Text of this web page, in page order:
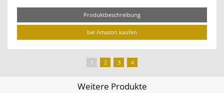
Produktbeschreibung
bei Amazon kaufen
1 2 3 4
Weitere Produkte